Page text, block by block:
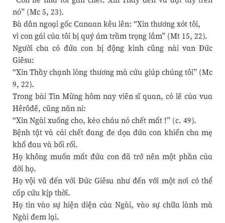
nó” (Mc 5, 23).
Bà dân ngoại gốc Canaan kêu lên: “Xin thương xót tôi,
vì con gái của tôi bị quỷ ám trầm trọng lắm” (Mt 15, 22).
Người cha có đứa con bị động kinh cũng nài van Đức
Giêsu:
“Xin Thầy chạnh lòng thương mà cứu giúp chúng tôi” (Mc
9, 22).
Trong bài Tin Mừng hôm nay viên sĩ quan, có lẽ của vua
Hêrôđê, cũng năn nỉ:
“Xin Ngài xuống cho, kẻo cháu nó chết mất !” (c. 49).
Bệnh tật và cái chết đang đe dọa đứa con khiến cha mẹ
khổ đau và bối rối.
Họ không muốn mất đứa con đã trở nên một phần của
đời họ.
Họ vội vã đến với Đức Giêsu như đến với một nơi có thể
cấp cứu kịp thời.
Họ tin vào sự hiện diện của Ngài, vào sự chữa lành mà
Ngài đem lại.